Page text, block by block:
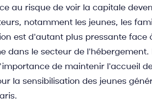
au risque de voir la capitale
notamment les jeunes, les
est d'autant plus pressante face
dans le secteur de
de maintenir l'accueil
la sensibilisation des jeunes